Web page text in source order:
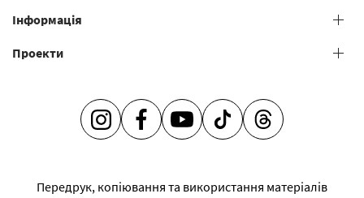
+38 (073) 606 74 43 Grooming
Адже так просто бути турботливим -
Інформація
Загальні умови надання послуг
Проекти
Салони грумінгу
Академія грумінгу
Передрук, копіювання та використання матеріалів